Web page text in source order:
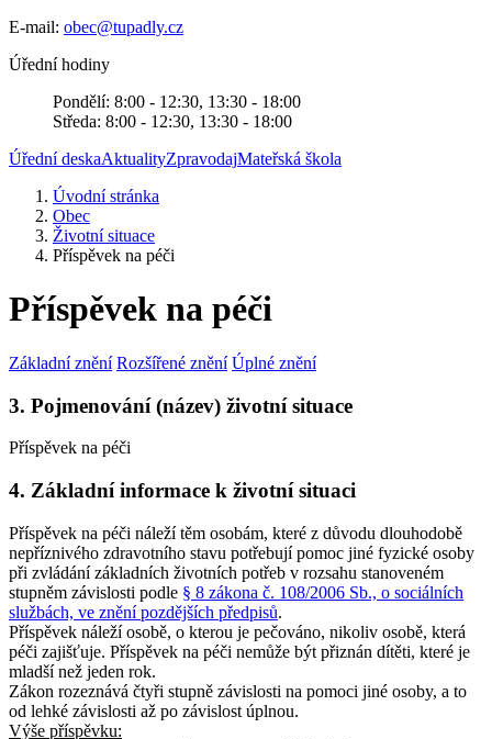
E-mail: obec@tupadly.cz
Úřední hodiny
Pondělí: 8:00 - 12:30, 13:30 - 18:00
Středa: 8:00 - 12:30, 13:30 - 18:00
Úřední deskaAktualityZpravodajMateřská škola
Úvodní stránka
Obec
Životní situace
Příspěvek na péči
Příspěvek na péči
Základní znění Rozšířené znění Úplné znění
3. Pojmenování (název) životní situace
Příspěvek na péči
4. Základní informace k životní situaci
Příspěvek na péči náleží těm osobám, které z důvodu dlouhodobě
nepříznivého zdravotního stavu potřebují pomoc jiné fyzické osoby
při zvládání základních životních potřeb v rozsahu stanoveném
stupněm závislosti podle § 8 zákona č. 108/2006 Sb., o sociálních
službách, ve znění pozdějších předpisů.
Příspěvek náleží osobě, o kterou je pečováno, nikoliv osobě, která
péči zajišťuje. Příspěvek na péči nemůže být přiznán dítěti, které je
mladší než jeden rok.
Zákon rozeznává čtyři stupně závislosti na pomoci jiné osoby, a to
od lehké závislosti až po závislost úplnou.
Výše příspěvku: